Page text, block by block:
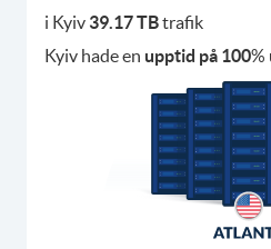
i Kyiv 39.17 TBtrafik
Kyiv hade en upptid på 100%